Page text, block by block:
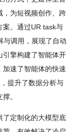
，为短视频创作、跨
案。通过UR task与
与调用，展现了自动
引擎构建了智能体开
速了智能体的快速
提升了数据分析与
。
了定制化的大模型底